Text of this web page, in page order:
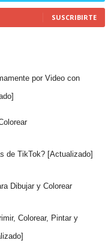
SUSCRIBIRTE
por Video con
de TikTok? [Actualizado]
Dibujar y Colorear
Colorear, Pintar y